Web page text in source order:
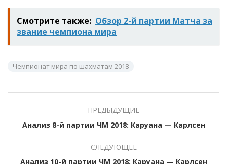
Смотрите также: Обзор 2-й партии Матча за
звание чемпиона мира
Чемпионат мира по шахматам 2018
ПРЕДЫДУЩИЕ
Анализ 8-й партии ЧМ 2018: Каруана — Карлсен
СЛЕДУЮЩЕЕ
Анализ 10-й партии ЧМ 2018: Каруана — Карлсен